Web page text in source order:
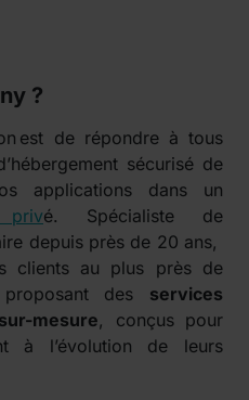
?
est de répondre à tous
sécurisé de
applications dans un
é. Spécialiste de
depuis près de 20 ans,
clients au plus près de
des services
mesure, conçus pour
à l’évolution de leurs